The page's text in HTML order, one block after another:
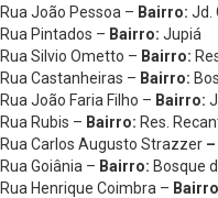
Rua João Pessoa – Bairro: Jd.
Rua Pintados – Bairro: Jupiá
Rua Silvio Ometto – Bairro:
Rua Castanheiras – Bairro:
Rua João Faria Filho – Bairro:
Rua Rubis – Bairro: Res.
Rua Carlos Augusto Strazzer
Rua Goiânia – Bairro: Bosque
Rua Henrique Coimbra –